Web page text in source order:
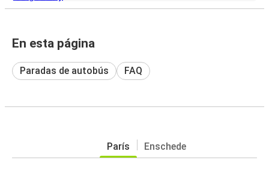
En esta página
Paradas de autobús FAQ
París Enschede